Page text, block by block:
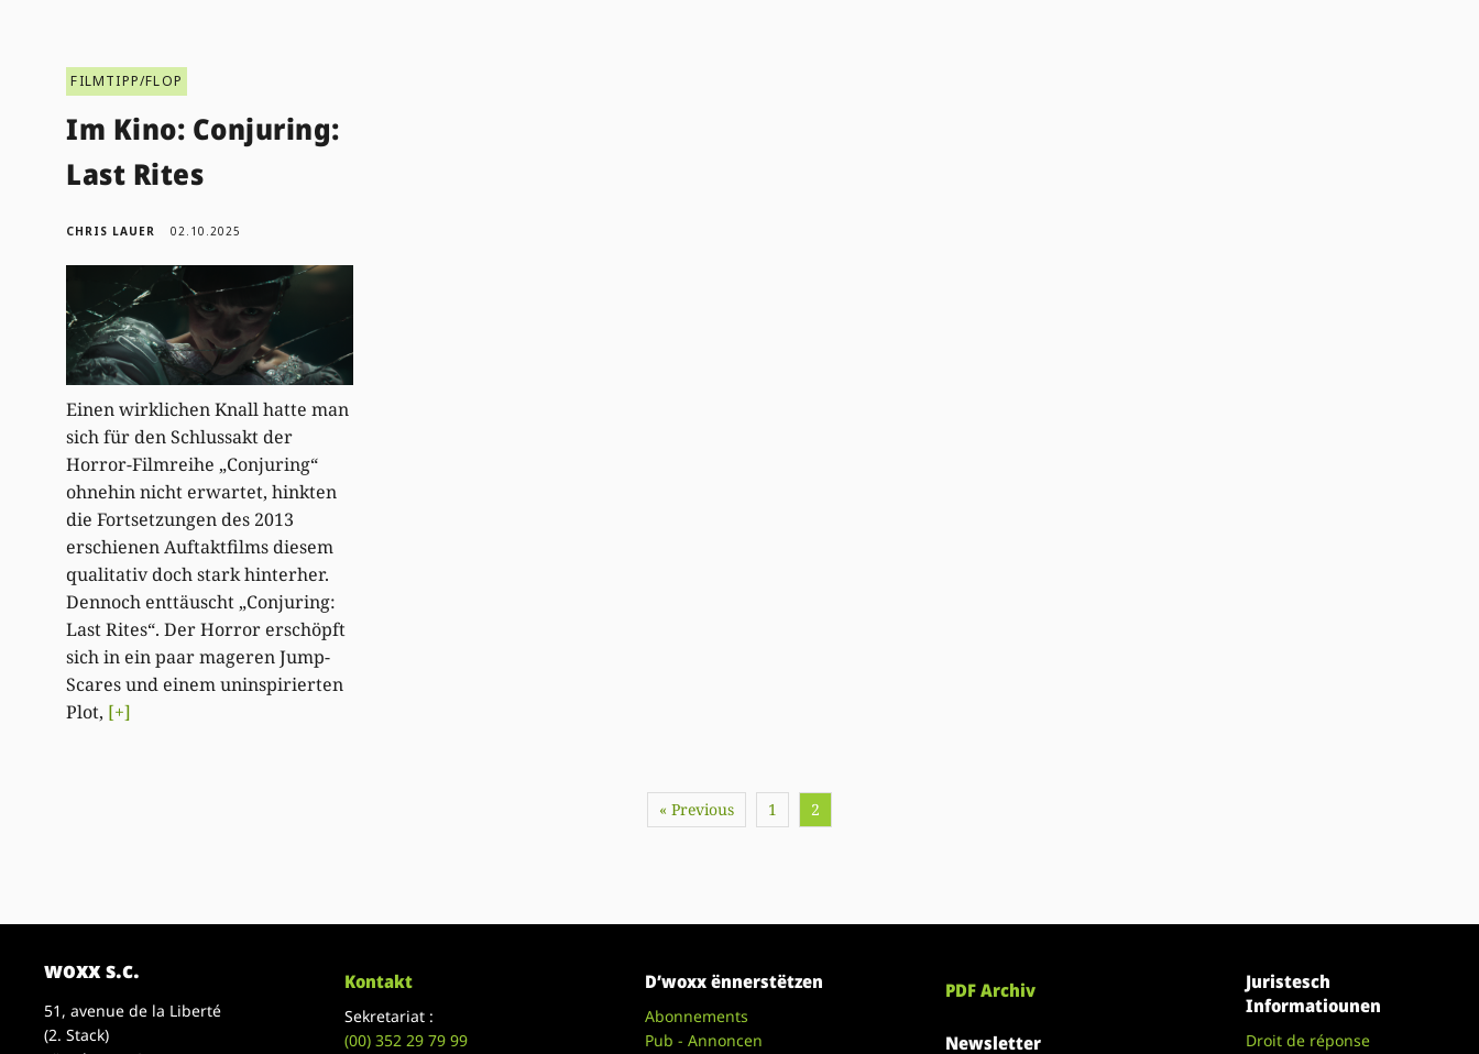
FILMTIPP/FLOP
Im Kino: Conjuring:
Last Rites
CHRIS LAUER 02.10.2025
Einen wirklichen Knall hatte man
sich für den Schlussakt der
Horror-Filmreihe „Conjuring“
ohnehin nicht erwartet, hinkten
die Fortsetzungen des 2013
erschienen Auftaktfilms diesem
qualitativ doch stark hinterher.
Dennoch enttäuscht „Conjuring:
Last Rites“. Der Horror erschöpft
sich in ein paar mageren Jump-
Scares und einem uninspirierten
Plot, [+]
« Previous 1 2
woxx s.c.
51, avenue de la Liberté
(2. Stack)
Kontakt
Sekretariat :
(00)352 29 79 99
D’woxx ënnerstëtzen
Abonnements
Pub - Annoncen
PDF Archiv
Newsletter
Juristesch
Informatiounen
Droit de réponse